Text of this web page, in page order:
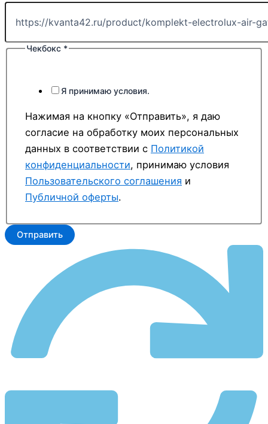
Чекбокс *
Я принимаю условия.
Нажимая на кнопку «Отправить», я даю
согласие на обработку моих персональных
данных в соответствии с Политикой
конфиденциальности, принимаю условия
Пользовательского соглашения и
Публичной оферты.
Отправить